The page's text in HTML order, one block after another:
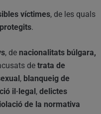
víctimes, de les quals
.
, de nacionalitats búlgara,
de trata de
, blanqueig de
il·legal, delictes
de la normativa